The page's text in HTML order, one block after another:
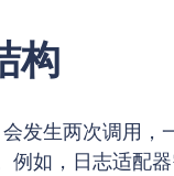
构
发生两次调用
例如，日志适配